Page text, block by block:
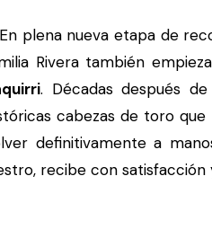
plena nueva etapa de
Rivera también
. Décadas después
cabezas de toro
definitivamente a
recibe con satisfacción